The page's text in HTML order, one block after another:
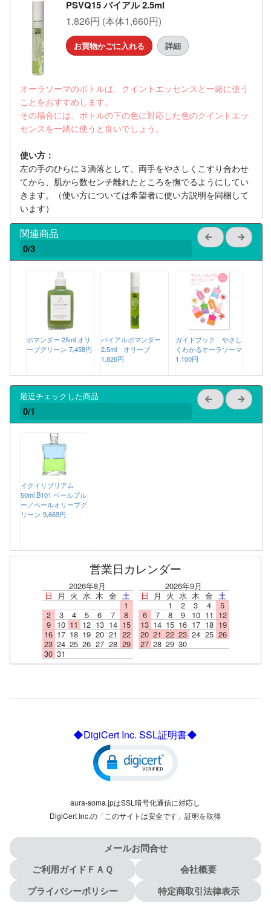
PSVQ15 バイアル 2.5ml
1,826円 (本体1,660円)
お買物かごに入れる 詳細
オーラソーマのボトルは、クイントエッセンスと一緒に使う
ことをおすすめします。
その場合には、ボトルの下の色に対応した色のクイントエッ
センスを一緒に使うと良いでしょう。
使い方：
左の手のひらに３滴落として、両手をやさしくこすり合わせ
てから、肌から数センチ離れたところを撫でるようにしてい
きます。（使い方については希望者に使い方説明を同梱して
います）
関連商品
0/3
ポマンダー 25ml オリ
ーブグリーン 7,458円
バイアルポマンダー
2.5ml オリーブ
1,826円
ガイドブック やさし
くわかるオーラソーマ
1,100円
最近チェックした商品
0/1
イクイリブリアム
50ml B101 ペールブル
ー／ペールオリーブグ
リーン 9,669円
営業日カレンダー
2026年8月
日
月 火 水 木 金 土
1
2
3 4 5 6 7
8
9
10 11 12 13 14 15
16 17 18 19 20 21 22
23 24 25 26 27 28 29
30 31
2026年9月
日
月 火 水 木 金 土
1
2 3 4
5
6
7 8 9 10 11 12
13 14 15 16 17 18 19
20 21 22 23 24 25 26
27 28 29 30
◆DigiCert Inc. SSL証明書◆
aura-soma.jpはSSL暗号化通信に対応し
DigiCert Inc.の「このサイトは安全です」証明を取得
メールお問合せ
ご利用ガイドＦＡＱ
会社概要
プライバシーポリシー
特定商取引法律表示